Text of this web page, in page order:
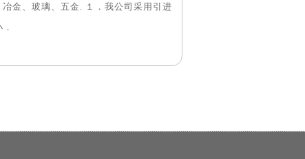
金、玻璃、五金. １．我公司采用引进